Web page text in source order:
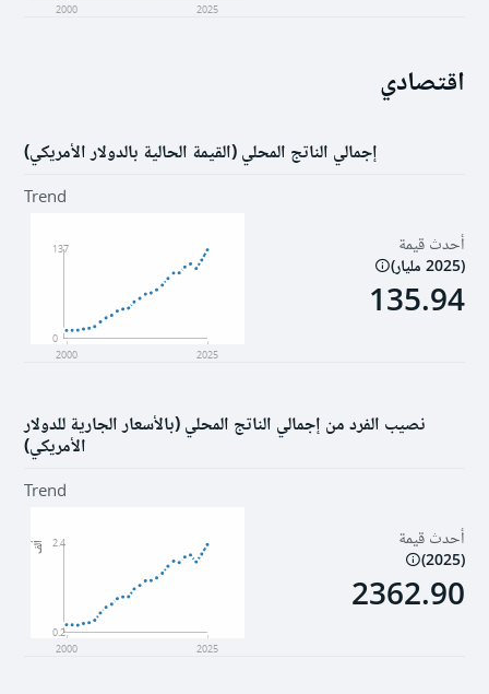
2000 2025
اقتصادي
إجمالي الناتج المحلي (القيمة الحالية بالدولار الأمريكي)
أحدث قيمة
(2025 مليار )
135.94
Trend
2000 2025
0
137
نصيب الفرد من إجمالي الناتج المحلي (بالأسعار الجارية للدولار
الأمريكي)
أحدث قيمة
(
2025
)
2362.90
Trend
2000 2025
ألف
0.2
2.4